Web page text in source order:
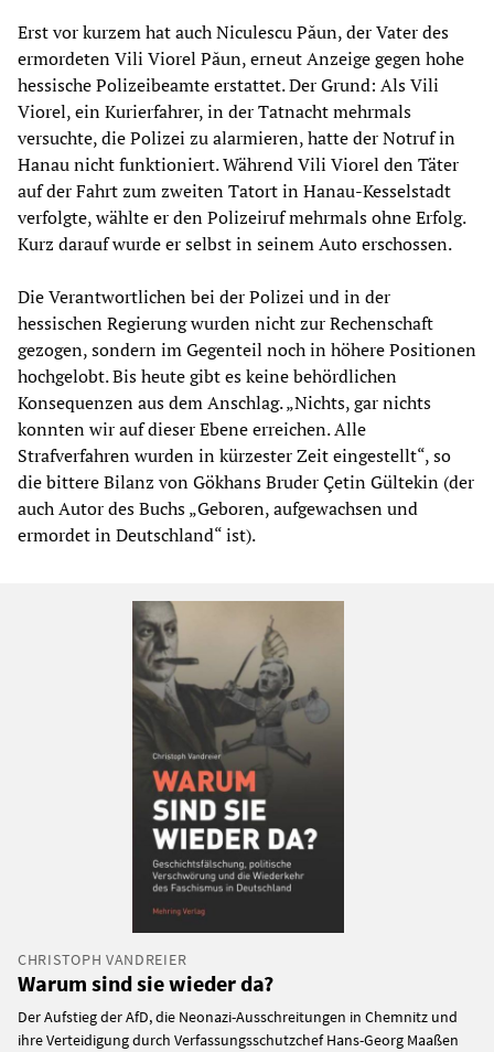
Erst vor kurzem hat auch Niculescu Păun, der Vater des
ermordeten Vili Viorel Păun, erneut Anzeige gegen hohe
hessische Polizeibeamte erstattet. Der Grund: Als Vili
Viorel, ein Kurierfahrer, in der Tatnacht mehrmals
versuchte, die Polizei zu alarmieren, hatte der Notruf in
Hanau nicht funktioniert. Während Vili Viorel den Täter
auf der Fahrt zum zweiten Tatort in Hanau-Kesselstadt
verfolgte, wählte er den Polizeiruf mehrmals ohne Erfolg.
Kurz darauf wurde er selbst in seinem Auto erschossen.
Die Verantwortlichen bei der Polizei und in der
hessischen Regierung wurden nicht zur Rechenschaft
gezogen, sondern im Gegenteil noch in höhere Positionen
hochgelobt. Bis heute gibt es keine behördlichen
Konsequenzen aus dem Anschlag. „Nichts, gar nichts
konnten wir auf dieser Ebene erreichen. Alle
Strafverfahren wurden in kürzester Zeit eingestellt“, so
die bittere Bilanz von Gökhans Bruder Çetin Gültekin (der
auch Autor des Buchs „Geboren, aufgewachsen und
ermordet in Deutschland“ ist).
CHRISTOPH VANDREIER
Warum sind sie wieder da?
Der Aufstieg der AfD, die Neonazi-Ausschreitungen in Chemnitz und
ihre Verteidigung durch Verfassungsschutzchef Hans-Georg Maaßen